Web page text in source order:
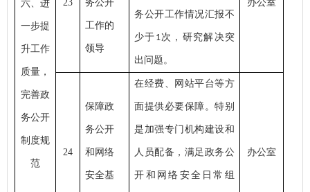
六、进
一步提
升工作
质量，
完善政
务公开
制度规
范
23 务公开
工作的
领导
务公开工作情况汇报不
少于 1次，研究解决突
出问题。
办公室
24
保障政
务公开
和网络
安全基
在经费、网站平台等方
面提供必要保障。特别
是加强专门机构建设和
人员配备，满足政务公
开和网络安全日常组
办公室